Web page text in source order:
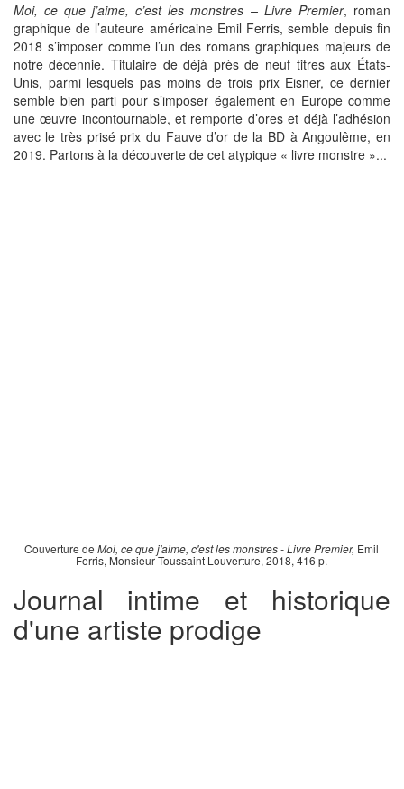
Moi, ce que j’aime, c’est les monstres – Livre Premier, roman
graphique de l’auteure américaine Emil Ferris, semble depuis fin
2018 s’imposer comme l’un des romans graphiques majeurs de
notre décennie. Titulaire de déjà près de neuf titres aux États-
Unis, parmi lesquels pas moins de trois prix Eisner, ce dernier
semble bien parti pour s’imposer également en Europe comme
une œuvre incontournable, et remporte d’ores et déjà l’adhésion
avec le très prisé prix du Fauve d’or de la BD à Angoulême, en
2019. Partons à la découverte de cet atypique « livre monstre »...
Couverture deMoi, ce que j'aime, c'est les monstres - Livre Premier, Emil
Ferris, Monsieur Toussaint Louverture, 2018, 416 p.
Journal intime et historique
d'une artiste prodige